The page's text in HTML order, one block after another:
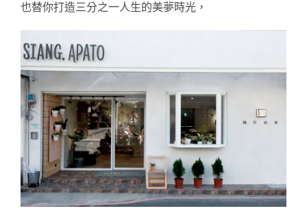
也替你打造三分之一人生的美夢時光，